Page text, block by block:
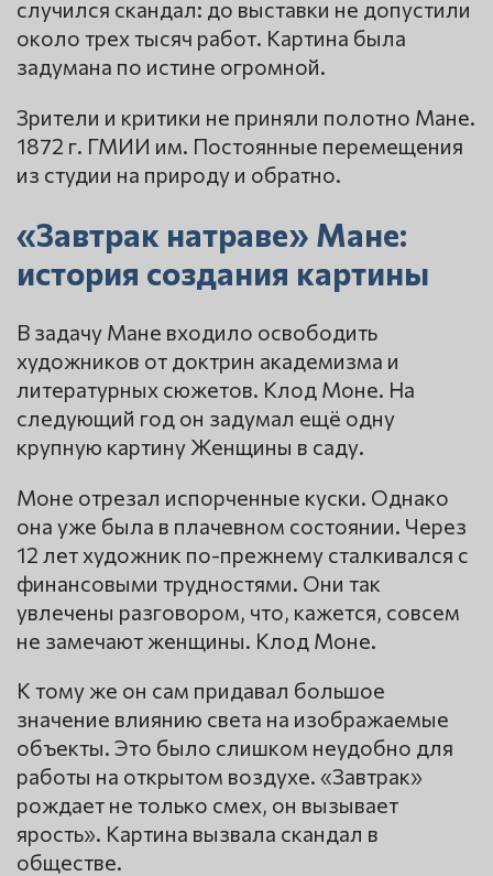
случился скандал: до выставки не допустили
около трех тысяч работ. Картина была
задумана по истине огромной.
Зрители и критики не приняли полотно Мане.
1872 г. ГМИИ им. Постоянные перемещения
из студии на природу и обратно.
«Завтрак натраве» Мане:
история создания картины
В задачу Мане входило освободить
художников от доктрин академизма и
литературных сюжетов. Клод Моне. На
следующий год он задумал ещё одну
крупную картину Женщины в саду.
Моне отрезал испорченные куски. Однако
она уже была в плачевном состоянии. Через
12 лет художник по-прежнему сталкивался с
финансовыми трудностями. Они так
увлечены разговором, что, кажется, совсем
не замечают женщины. Клод Моне.
К тому же он сам придавал большое
значение влиянию света на изображаемые
объекты. Это было слишком неудобно для
работы на открытом воздухе. «Завтрак»
рождает не только смех, он вызывает
ярость». Картина вызвала скандал в
обществе.